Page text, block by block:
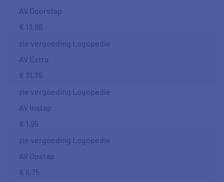
AV Doorstap
€ 13,95
zie vergoeding Logopedie
AV Extra
€ 31,75
zie vergoeding Logopedie
AV Instap
€ 1,95
zie vergoeding Logopedie
AV Opstap
€ 6,75